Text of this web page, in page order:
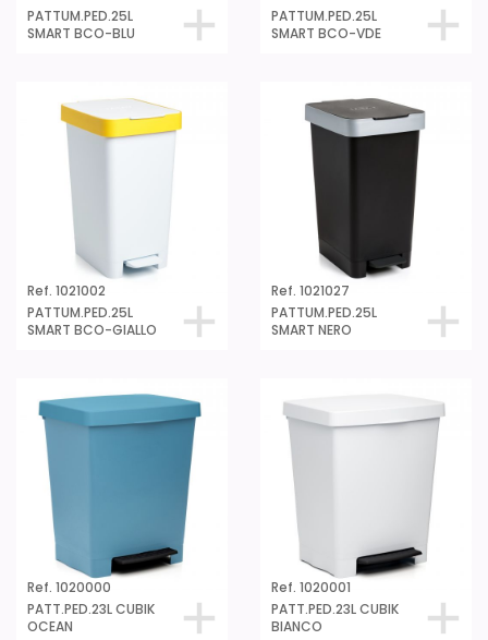
PATTUM.PED.25L
SMART BCO-BLU
PATTUM.PED.25L
SMART BCO-VDE
Ref. 1021002
PATTUM.PED.25L
SMART BCO-GIALLO
Ref. 1021027
PATTUM.PED.25L
SMART NERO
Ref. 1020000
PATT.PED.23L CUBIK
OCEAN
Ref. 1020001
PATT.PED.23L CUBIK
BIANCO